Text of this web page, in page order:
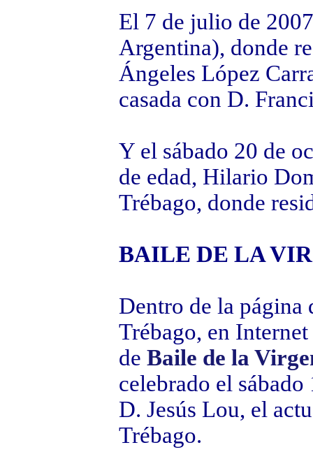
El 7 de julio de
Argentina), donde
Ángeles López
casada con D.
Y el sábado 20 de
de edad, Hilario
Trébago, donde
BAILE DE LA
Dentro de la página
Trébago, en Internet
de Baile de la
celebrado el
D. Jesús Lou, el
Trébago.